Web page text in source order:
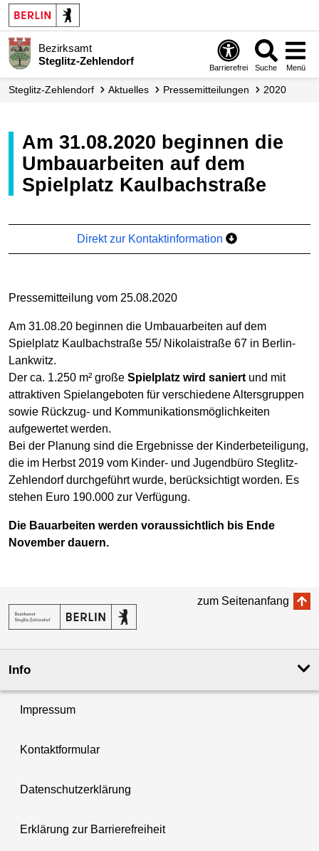
Bezirksamt
Steglitz-Zehlendorf
Barrierefrei Suche Menü
Steglitz-Zehlendorf Aktuelles Presse­mitteilungen 2020
Am 31.08.2020 beginnen die
Umbauarbeiten auf dem
Spielplatz Kaulbachstraße
Direkt zur Kontaktinformation
Pressemitteilung vom 25.08.2020
Am 31.08.20 beginnen die Umbauarbeiten auf dem
Spielplatz Kaulbachstraße 55/ Nikolaistraße 67 in Berlin-
Lankwitz.
Der ca. 1.250 m² große Spielplatz wird saniert und mit
attraktiven Spielangeboten für verschiedene Altersgruppen
sowie Rückzug- und Kommunikationsmöglichkeiten
aufgewertet werden.
Bei der Planung sind die Ergebnisse der Kinderbeteiligung,
die im Herbst 2019 vom Kinder- und Jugendbüro Steglitz-
Zehlendorf durchgeführt wurde, berücksichtigt worden. Es
stehen Euro 190.000 zur Verfügung.
Die Bauarbeiten werden voraussichtlich bis Ende
November dauern.
zum Seitenanfang
Info
Impressum
Kontaktformular
Datenschutzerklärung
Erklärung zur Barrierefreiheit